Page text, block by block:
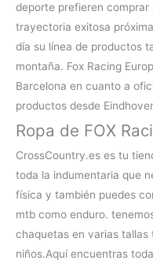
deporte prefieren comprar
trayectoria exitosa
día su línea de productos
montaña. Fox Racing
Barcelona en cuanto a
productos desde
Ropa de FOX
CrossCountry.es es tu
toda la indumentaria que
física y también puedes
mtb como enduro.
chaquetas en varias tallas
niños.Aquí encuentras